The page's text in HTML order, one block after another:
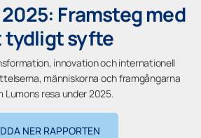
Framsteg med
tydligt syfte
innovation och internationell
människorna och framgångarna
Lumons resa under 2025.
NER RAPPORTEN